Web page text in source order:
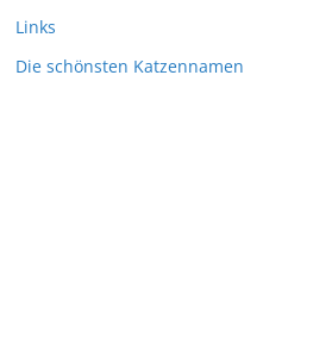
Links
Die schönsten Katzennamen